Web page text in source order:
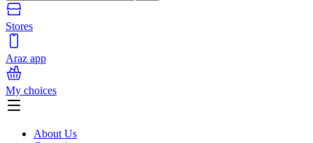
Stores
Araz app
My choices
About Us